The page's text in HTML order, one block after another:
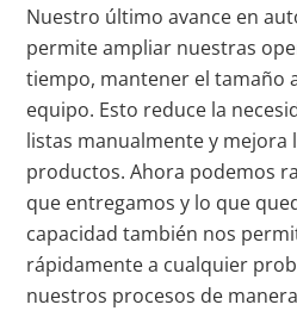
Nuestro último avance en
permite ampliar nuestras
tiempo, mantener el tamaño
equipo. Esto reduce la
listas manualmente y mejora
productos. Ahora podemos
que entregamos y lo que
capacidad también nos
rápidamente a cualquier
nuestros procesos de